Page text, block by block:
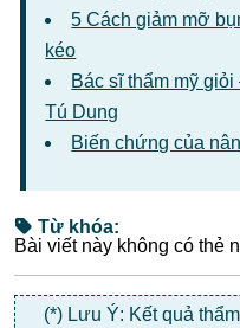
5 Cách giảm mỡ
kéo
Bác sĩ thẩm mỹ
Tú Dung
Biến chứng của
Từ khóa:
Bài viết này không có thẻ
(*) Lưu Ý: Kết quả